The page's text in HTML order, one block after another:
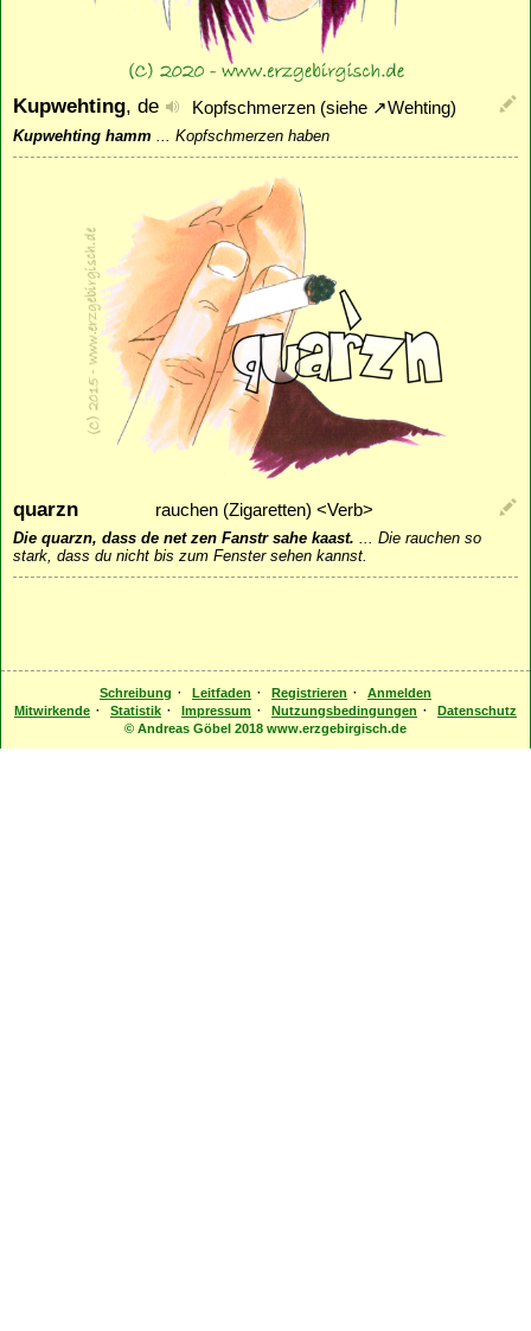
Kupwehting, de Kopfschmerzen (siehe ↗Wehting)
Kupwehting hamm ... Kopfschmerzen haben
quarzn rauchen (Zigaretten) <Verb>
Die quarzn, dass de net zen Fanstr sahe kaast.
Die rauchen so
stark, dass du nicht bis zum Fenster sehen kannst.
Schreibung · Leitfaden · Registrieren ·
Anmelden
Mitwirkende · Statistik · Impressum · Nutzungsbedingungen ·
Datenschutz
© Andreas Göbel 2018 www.erzgebirgisch.de